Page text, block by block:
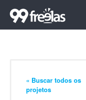
« Buscar todos os
projetos